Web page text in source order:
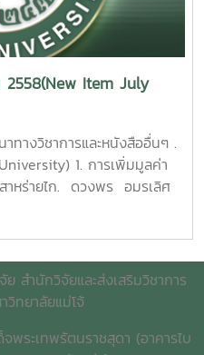
Maejo University.
คราะห์
กลบข้าวเพื่อใช้เป็นตัวเร่งปฎิ
รส รายงานผลการวิจัย
เรียกหนังสือ 2558 / 41
from golden apple snail
in biodiesel.
University. 2015.
รอบแห้งต่อการสกัดสารต้าน
า นาคประสม รายงานผลการ
ลขเรียกหนังสือ 2558 / 42
on Antioxidants
nelumbo nucifera
Maejo University.
ศัพท์สัมพันธ์แคบกว่าในระดับ
งานผลการวิจัยมหาวิทยาลัยแม่
หนังสือ 2558 / 34
Subject
Subject Headings : a
to Main Subject Fields
Terms [NT1] .
University. 2015. 6.
ฒนาคอลเลคชั่น งานเทคนิค
สืบค้นสารสนเทศภาพยนต์ สุ
การวิจัยมหาวิทยาลัยแม่โจ้
/ 35 Best Motion
Development, Library
Design. Sutham
2015.7. ระบบการ
of Maefaek Sub-
Mai
Maejo University.
ผลต่อ
รกรในเขตภาคเหนือตอนบน
ารวิจัยมหาวิทยาลัยแม่โจ้ 57
Enhancing
in Upper Northern
ม่ทาแบบบูรณาการเพื่อ
มหาวิทยาลัยแม่โจ้ 204
Model for
Item July
ทางวิชาการและหนังสืออื่นๆ .
1. การเพิ่มมูลค่า
าหร่ายไก. ดวงพร อมรเลิศ
added of hybrid
Maejo
องการใช้ prebiotic
O.niloticus ] เพื่อเข้าสู่ระบบ
สำนักวิจัยและส่งเสริมวิชาการ
วิทยาลัยแม่โจ้
พระเทพรัตนราชสุดา (อาคารไบ